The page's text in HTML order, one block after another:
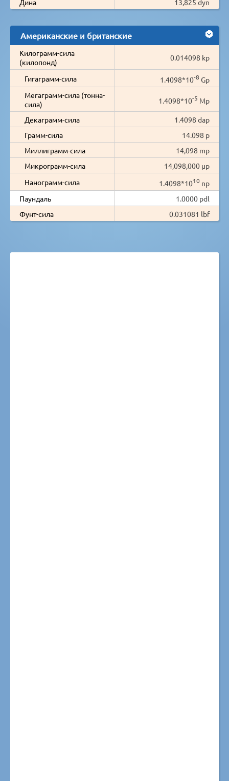
Дина
13,825 dyn
Американские и британские
Килограмм-сила
(килопонд)
0.014098 kp
Гигаграмм-сила 1.4098*10-8 Gp
Мегаграмм-сила (тонна-
сила)
1.4098*10-5 Mp
Декаграмм-сила
1.4098 dap
Грамм-сила
14.098 p
Миллиграмм-сила
14,098 mp
Микрограмм-сила
14,098,000 µp
Нанограмм-сила
1.4098*1010 np
Паундаль
1.0000 pdl
Фунт-сила
0.031081 lbf